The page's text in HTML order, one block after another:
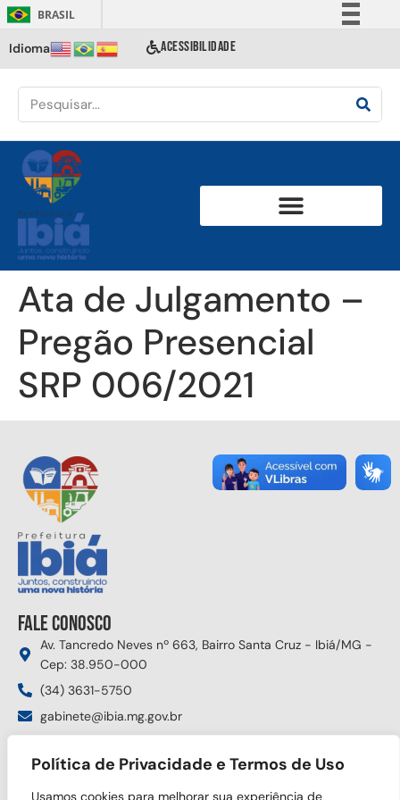
Política de Privacidade e Termos de Uso
Usamos cookies para melhorar sua experiência de
BRASIL
Comunica BR
Acesso à informação
Idioma ACESSIBILIDADE
Ata de Julgamento –
Pregão Presencial
SRP 006/2021
Fale conosco
Av. Tancredo Neves nº 663, Bairro Santa Cruz - Ibiá/MG -
Cep: 38.950-000
(34) 3631-5750
gabinete@ibia.mg.gov.br